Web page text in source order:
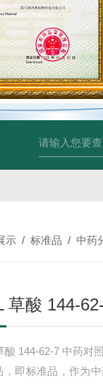
示 /标准品 /中药
草酸 144-
酸 144-62-7 中药对
，即标准品，作为